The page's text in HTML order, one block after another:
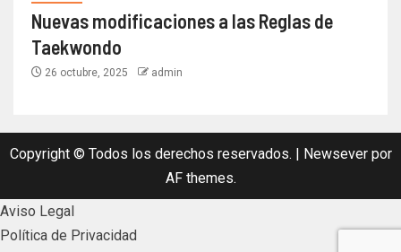
Nuevas modificaciones a las Reglas de
Taekwondo
26 octubre, 2025 admin
Copyright © Todos los derechos reservados. | Newseverpor
AF themes.
Aviso Legal
Política de Privacidad